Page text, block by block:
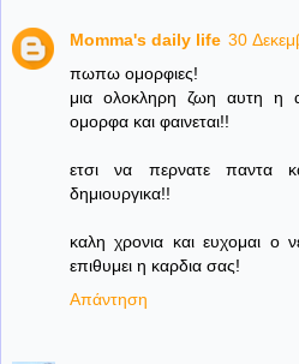
Momma's daily life 30
πωπω ομορφιες!
μια ολοκληρη ζωη αυτη η
ομορφα και φαινεται!!
ετσι να περνατε παντα
δημιουργικα!!
καλη χρονια και ευχομαι ο
επιθυμει η καρδια σας!
Απάντηση